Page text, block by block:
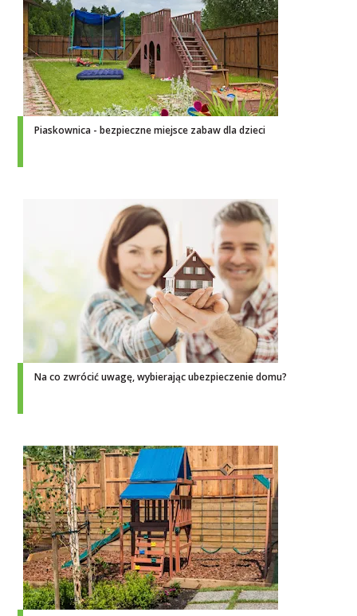
Piaskownica - bezpieczne miejsce zabaw dla dzieci
Na co zwrócić uwagę, wybierając ubezpieczenie domu?